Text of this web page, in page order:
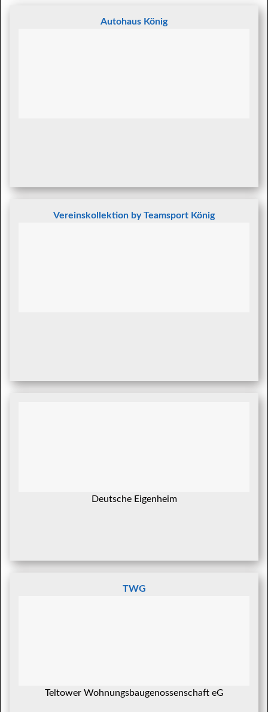
Autohaus König
Vereinskollektion by Teamsport König
Deutsche Eigenheim
TWG
Teltower Wohnungsbaugenossenschaft eG